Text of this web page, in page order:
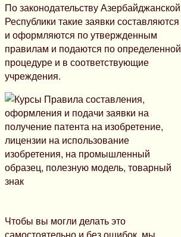
По законодательству Азербайджанской
Республики такие заявки составляются
и оформляются по утвержденным
правилам и подаются по определенной
процедуре и в соответствующие
учреждения.
Чтобы вы могли делать это